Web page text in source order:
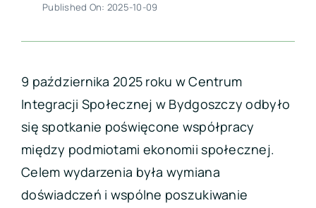
Published On: 2025-10-09
9 października 2025 roku w Centrum
Integracji Społecznej w Bydgoszczy odbyło
się spotkanie poświęcone współpracy
między podmiotami ekonomii społecznej.
Celem wydarzenia była wymiana
doświadczeń i wspólne poszukiwanie